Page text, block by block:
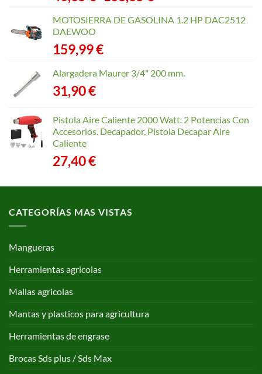
precios:
MOTOSIERRA DE GASOLINA 1.2 HP DAC2512
DAEWOO
159,99€
Alargadera Maurer 3/4" 200 mm.
31,90€
Pistola Aire Caliente 2000 Watt. 2 Potencias Con
Accesorios. Decapador, Pistola Decapar Aire
Caliente
27,40€
CATEGORÍAS MAS VISTAS
Mangueras
Herramientas agricolas
Mallas agricolas
Mantas y plasticos para agricultura
Herramientas de engrase
Brocas Sds plus / Sds Max